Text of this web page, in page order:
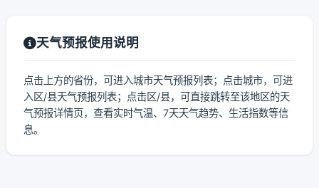
天气预报使用说明
点击上方的省份，可进入城市天气预报列表；点击城市，可进
入区/县天气预报列表；点击区/县，可直接跳转至该地区的天
气预报详情页，查看实时气温、7天天气趋势、生活指数等信
息。